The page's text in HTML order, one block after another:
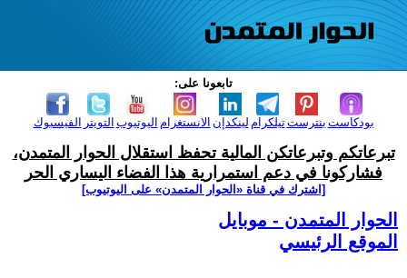
تابعونا على:
الفيسبوك التويتر اليوتيوب الانستغرام لينكدإن تيلكرامبنترست بودكاست
تبرعاتكم وتبرعاتكن المالية تحفظ استقلال الحوار المتمدن،
فشاركونا في دعم استمرارية هذا الفضاء اليساري الحر
[اشترك في قناة ‫«الحوار المتمدن» على اليوتيوب]
الحوار المتمدن - موبايل
الموقع الرئيسي